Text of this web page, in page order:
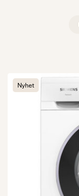
Nyhet